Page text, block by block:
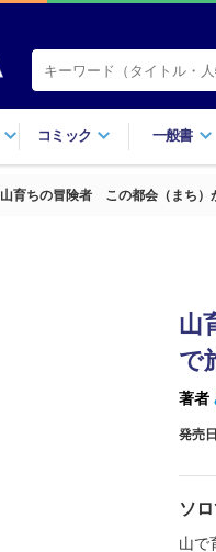
コミック 一般書
山育ちの冒険者 この都会（まち
山
で
著者
発売
ソ
山で